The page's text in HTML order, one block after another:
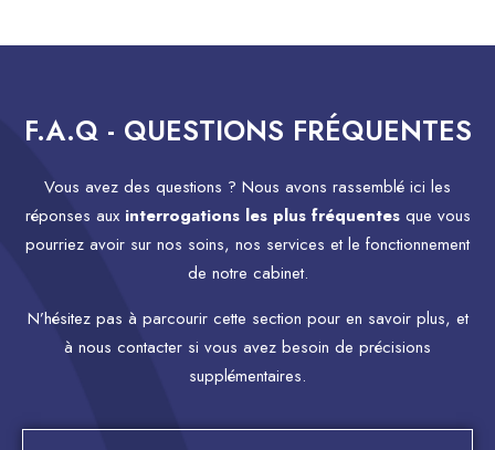
F.A.Q - QUESTIONS FRÉQUENTES
Vous avez des questions ? Nous avons rassemblé ici les
réponses aux interrogations les plus fréquentesque vous
pourriez avoir sur nos soins, nos services et le fonctionnement
de notre cabinet.
N’hésitez pas à parcourir cette section pour en savoir plus, et
à nous contacter si vous avez besoin de précisions
supplémentaires.